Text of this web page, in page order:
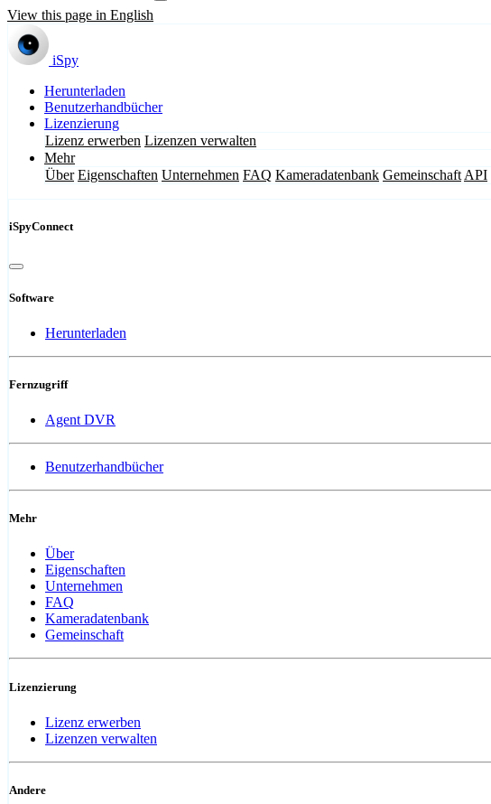
View this page in English
iSpy
Herunterladen
Benutzerhandbücher
Lizenzierung
Lizenz erwerben Lizenzen verwalten
Mehr
Über Eigenschaften Unternehmen FAQ Kameradatenbank Gemeinschaft API
iSpyConnect
Software
Herunterladen
Fernzugriff
Agent DVR
Benutzerhandbücher
Mehr
Über
Eigenschaften
Unternehmen
FAQ
Kameradatenbank
Gemeinschaft
Lizenzierung
Lizenz erwerben
Lizenzen verwalten
Andere